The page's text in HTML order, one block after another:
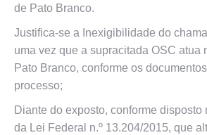
de Pato Branco.
Justifica-se a Inexigibilidade do
uma vez que a supracitada OSC atua
Pato Branco, conforme os
processo;
Diante do exposto, conforme disposto
da Lei Federal n.º 13.204/2015, que